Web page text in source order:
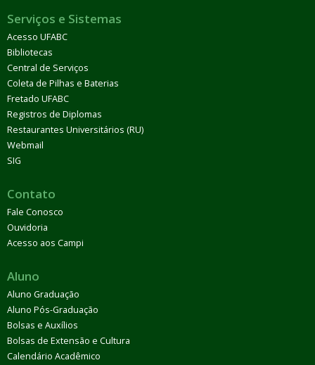
Serviços e Sistemas
Acesso UFABC
Bibliotecas
Central de Serviços
Coleta de Pilhas e Baterias
Fretado UFABC
Registros de Diplomas
Restaurantes Universitários (RU)
Webmail
SIG
Contato
Fale Conosco
Ouvidoria
Acesso aos Campi
Aluno
Aluno Graduação
Aluno Pós-Graduação
Bolsas e Auxílios
Bolsas de Extensão e Cultura
Calendário Acadêmico